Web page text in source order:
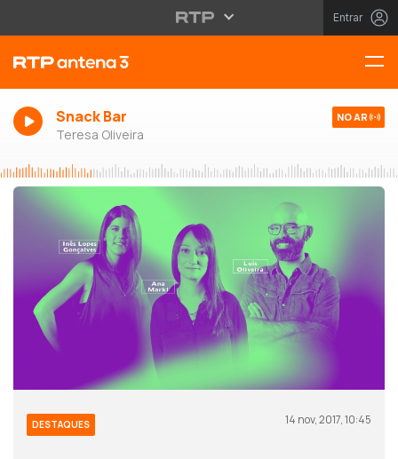
Entrar
Snack Bar
Teresa Oliveira
NO AR
DESTAQUES 14 nov, 2017, 10:45